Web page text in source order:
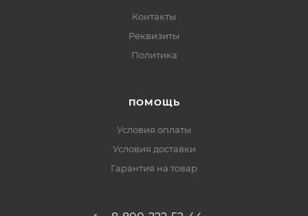
Контакты
Реквизиты
Политика
ПОМОЩЬ
Условия оплаты
Условия доставки
Гарантия на товар